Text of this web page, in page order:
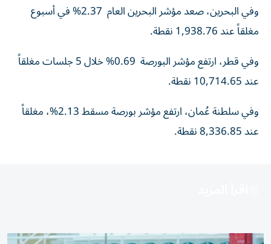
وفي البحرين، صعد مؤشر البحرين العام 2.37% في أسبوع
مغلقاً عند 1,938.76 نقطة.
وفي قطر، ارتفع مؤشر البورصة 0.69% خلال 5 جلسات مغلقاً
عند 10,714.65 نقطة.
وفي سلطنة عُمان، ارتفع مؤشر بورصة مسقط 2.13%، مغلقاً
عند 8,336.85 نقطة.